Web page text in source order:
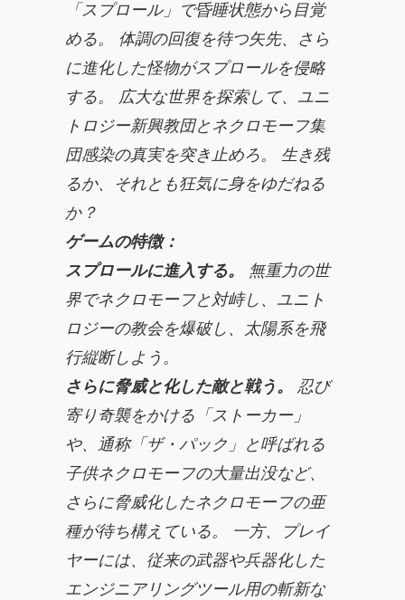
「スプロール」で昏睡状態から目覚
める。 体調の回復を待つ矢先、さら
に進化した怪物がスプロールを侵略
する。 広大な世界を探索して、ユニ
トロジー新興教団とネクロモーフ集
団感染の真実を突き止めろ。 生き残
るか、それとも狂気に身をゆだねる
か？
ゲームの特徴：
スプロールに進入する。
無重力の世
界でネクロモーフと対峙し、ユニト
ロジーの教会を爆破し、太陽系を飛
行縦断しよう。
さらに脅威と化した敵と戦う。 忍び
寄り奇襲をかける「ストーカー」
や、通称「ザ・パック」と呼ばれる
子供ネクロモーフの大量出没など、
さらに脅威化したネクロモーフの亜
種が待ち構えている。 一方、プレイ
ヤーには、従来の武器や兵器化した
エンジニアリングツール用の斬新な